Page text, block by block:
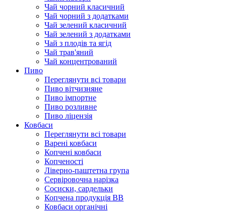
Чай чорний класичний
Чай чорний з додатками
Чай зелений класичний
Чай зелений з додатками
Чай з плодів та ягід
Чай трав'яний
Чай концентрований
Пиво
Переглянути всі товари
Пиво вітчизняне
Пиво імпортне
Пиво розливне
Пиво ліцензія
Ковбаси
Переглянути всі товари
Варені ковбаси
Копчені ковбаси
Копченості
Ліверно-паштетна група
Сервіровочна нарізка
Сосиски, сардельки
Копчена продукція ВВ
Ковбаси органічні